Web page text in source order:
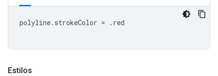
polyline. strokeColor = . red
Estilos